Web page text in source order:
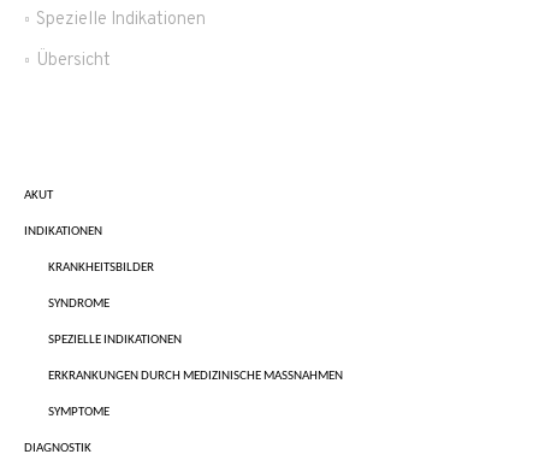
Spezielle Indikationen
Übersicht
AKUT
INDIKATIONEN
KRANKHEITSBILDER
SYNDROME
SPEZIELLE INDIKATIONEN
ERKRANKUNGEN DURCH MEDIZINISCHE MASSNAHMEN
SYMPTOME
DIAGNOSTIK